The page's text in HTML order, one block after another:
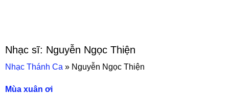
Nhạc sĩ: Nguyễn Ngọc Thiện
Nhạc Thánh Ca » Nguyễn Ngọc Thiện
Mùa xuân ơi